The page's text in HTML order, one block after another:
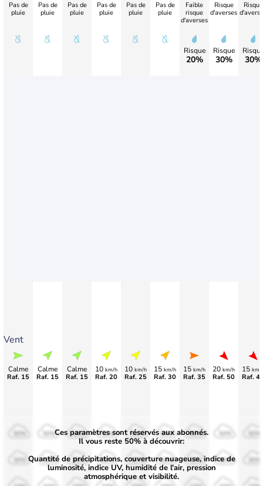
Vent
Pas de
pluie
Calme
Raf. 15
Pas de
pluie
Calme
Raf. 15
Pas de
pluie
Calme
Raf. 15
Pas de
pluie
10 km/h
Raf. 20
Pas de
pluie
10 km/h
Raf. 25
Pas de
pluie
15 km/h
Raf. 30
Faible
risque
d'averses
Risque
20%
15 km/h
Raf. 35
Risque
d'averses
Risque
30%
20 km/h
Raf. 50
Risque
30%
15 km/
Raf.
50%
30%
50%
30%
50%
30%
50%
30%
50%
30%
50%
30%
50%
30%
Ces paramètres sont réservés aux abonnés.
Il vous reste 50% à découvrir:
Quantité de précipitations, couverture nuageuse, indice de
luminosité, indice UV, humidité de l'air, pression
atmosphérique et visibilité.